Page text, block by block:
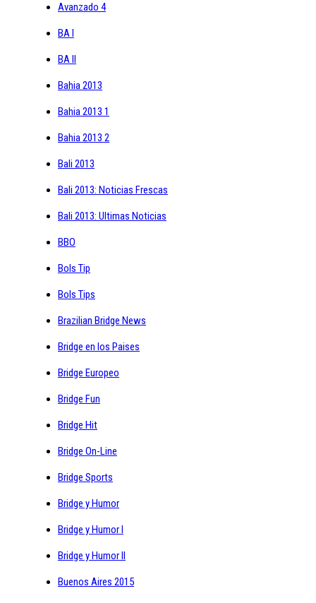
Avanzado 4
BA I
BA II
Bahia 2013
Bahia 2013 1
Bahia 2013 2
Bali 2013
Bali 2013: Noticias Frescas
Bali 2013: Ultimas Noticias
BBO
Bols Tip
Bols Tips
Brazilian Bridge News
Bridge en los Paises
Bridge Europeo
Bridge Fun
Bridge Hit
Bridge On-Line
Bridge Sports
Bridge y Humor
Bridge y Humor I
Bridge y Humor II
Buenos Aires 2015